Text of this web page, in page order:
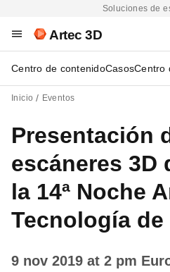
Soluciones de
Artec 3D
Centro de contenidoCasosCentro
Inicio Eventos
Presentación
escáneres 3D
la 14ª Noche
Tecnología de
9 nov 2019 at 2 pm